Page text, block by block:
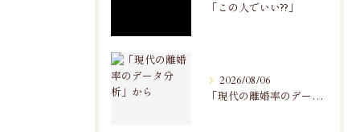
「この人でいい??」
2026/08/06
「現代の離婚率のデータ分析」から